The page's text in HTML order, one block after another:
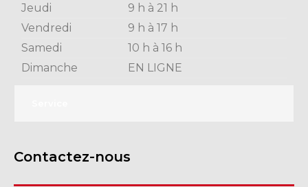
Jeudi
9 h à 21 h
Vendredi
9 h à 17 h
Samedi
10 h à 16 h
Dimanche
EN LIGNE
Contactez-nous